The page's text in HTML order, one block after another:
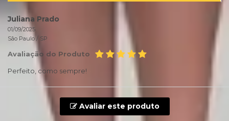
Juliana Prado
01/09/2025
São Paulo / SP
Avaliação do Produto
Perfeito, como sempre!
Avaliar este produto